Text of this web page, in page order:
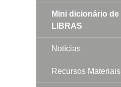
Mini dicionário de
LIBRAS
Notícias
Recursos Materiais